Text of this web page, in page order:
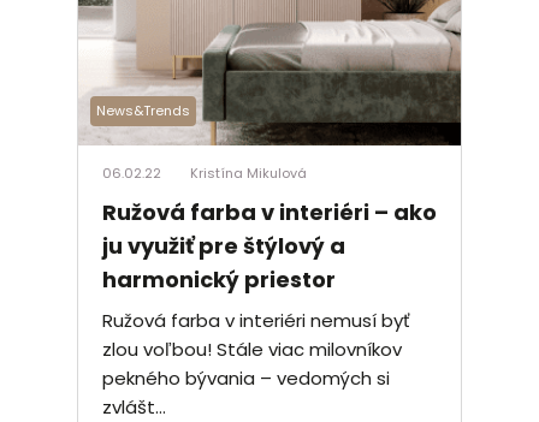
News&Trends
06.02.22 Kristína Mikulová
Ružová farba v interiéri – ako
ju využiť pre štýlový a
harmonický priestor
Ružová farba v interiéri nemusí byť
zlou voľbou! Stále viac milovníkov
pekného bývania – vedomých si
zvlášt...